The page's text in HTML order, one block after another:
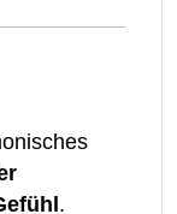
.